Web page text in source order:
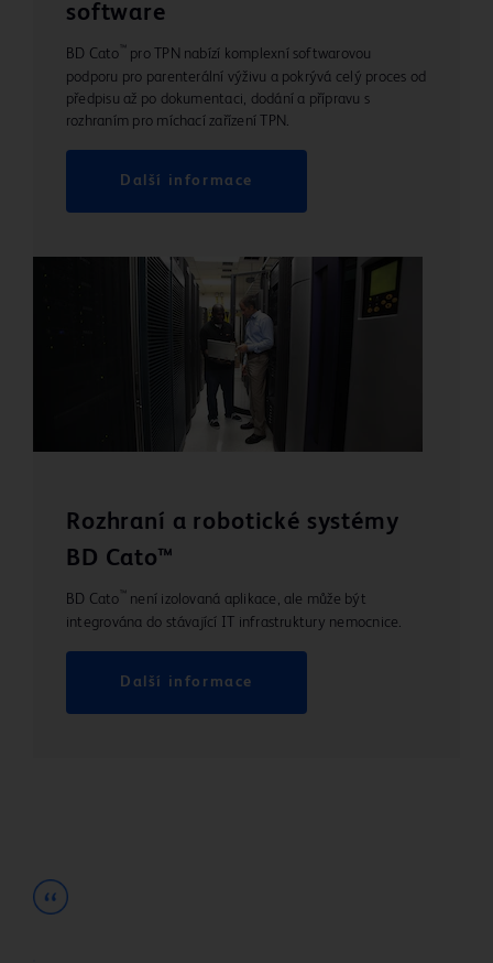
software
BD Cato ™ pro TPN nabízí komplexní softwarovou
podporu pro parenterální výživu a pokrývá celý proces od
předpisu až po dokumentaci, dodání a přípravu s
rozhraním pro míchací zařízení TPN.
Další informace
Rozhraní a robotické systémy
BD Cato™
BD Cato ™ není izolovaná aplikace, ale může být
integrována do stávající IT infrastruktury nemocnice.
Další informace